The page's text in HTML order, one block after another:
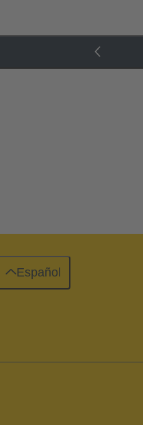
Español